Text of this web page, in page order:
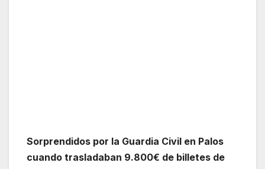
Sorprendidos por la Guardia Civil en Palos
cuando trasladaban 9.800€ de billetes de